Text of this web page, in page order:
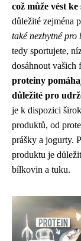
což může vést
důležité zejména
také nezbytné
tedy sportujete,
dosáhnout vašich
proteiny
důležité pro
je k dispozici
produktů, od
prášky a jogurty.
produktu je
bílkovin a tuku.